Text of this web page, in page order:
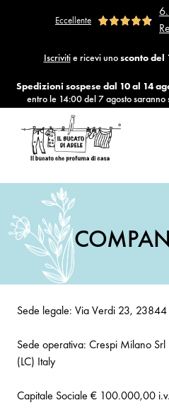
Iscrivitie ricevi unosconto del
Spedizioni sospese dal 10 al 14
entro le 14:00 del 7 agosto saranno
Eccellente
Salta
contenuto
Sede legale: Via Verdi 23, 23844
Sede operativa: Crespi Milano
(LC) Italy
Capitale Sociale € 100.000,00 i.v.